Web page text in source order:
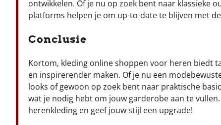
ontwikkelen. Of je nu op zoek bent naar klassieke
platforms helpen je om up-to-date te blijven met
Conclusie
Kortom, kleding online shoppen voor heren biedt
en inspirerender maken. Of je nu een
looks of gewoon op zoek bent naar praktische
wat je nodig hebt om jouw garderobe aan te
herenkleding en geef jouw stijl een upgrade!